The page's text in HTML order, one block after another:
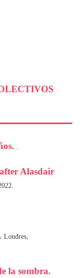
.
Alasdair
Londres,
la sombra.